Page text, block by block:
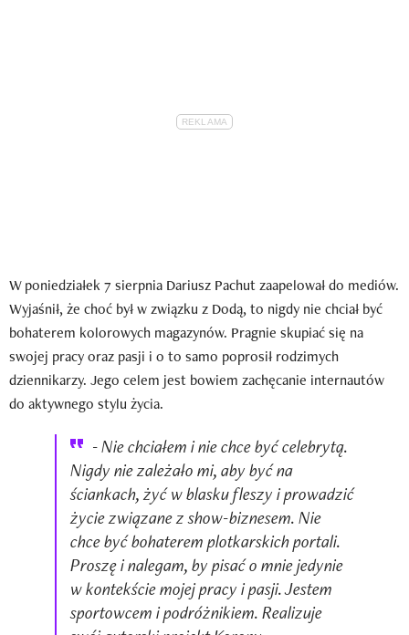
W poniedziałek 7 sierpnia Dariusz Pachut zaapelował do mediów.
Wyjaśnił, że choć był w związku z Dodą, to nigdy nie chciał być
bohaterem kolorowych magazynów. Pragnie skupiać się na
swojej pracy oraz pasji i o to samo poprosił rodzimych
dziennikarzy. Jego celem jest bowiem zachęcanie internautów
do aktywnego stylu życia.
- Nie chciałem i nie chce być celebrytą.
Nigdy nie zależało mi, aby być na
ściankach, żyć w blasku fleszy i prowadzić
życie związane z show-biznesem. Nie
chce być bohaterem plotkarskich portali.
Proszę i nalegam, by pisać o mnie jedynie
w kontekście mojej pracy i pasji. Jestem
sportowcem i podróżnikiem. Realizuje